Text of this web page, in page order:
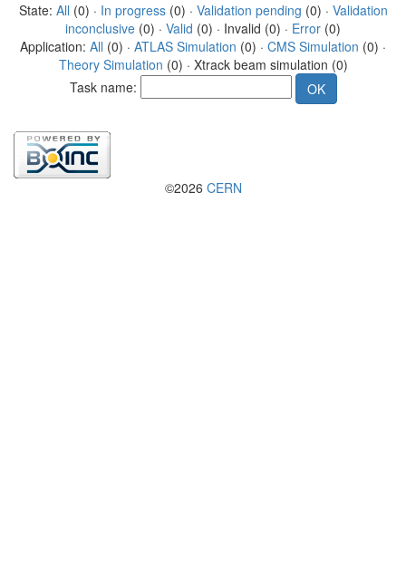
State: All (0) · In progress(0) · Validation pending (0) · Validation
inconclusive (0) · Valid (0) · Invalid (0) · Error (0)
Application: All (0) · ATLAS Simulation (0) · CMS Simulation (0) ·
Theory Simulation (0) · Xtrack beam simulation (0)
Task name:
©2026 CERN